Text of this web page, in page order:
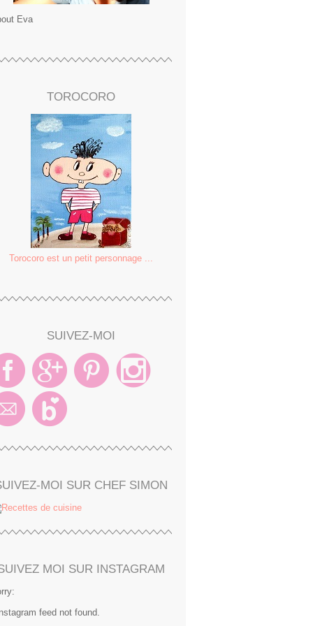
Eva
TOROCORO
Torocoro est un petit personnage ...
SUIVEZ-MOI
MOI SUR CHEF SIMON
MOI SUR INSTAGRAM
feed not found.